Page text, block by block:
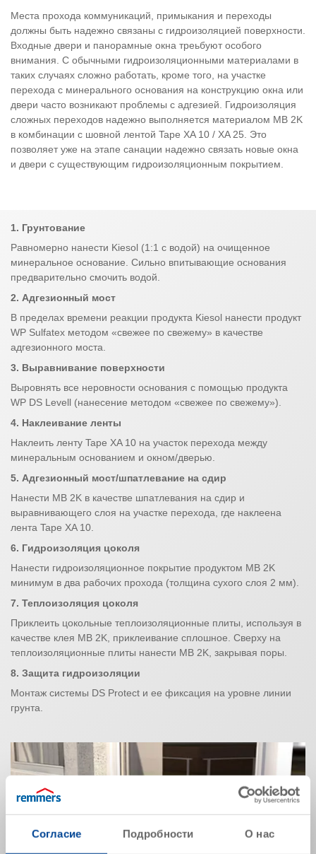
Согласие Подробности О нас
Места прохода коммуникаций, примыкания и переходы
должны быть надежно связаны с гидроизоляцией поверхности.
Входные двери и панорамные окна треьбуют особого
внимания. С обычными гидроизоляционными материалами в
таких случаях сложно работать, кроме того, на участке
перехода с минерального основания на конструкцию окна или
двери часто возникают проблемы с адгезией. Гидроизоляция
сложных переходов надежно выполняется материалом MB 2K
в комбинации с шовной лентой Tape XA 10 / XA 25. Это
позволяет уже на этапе санации надежно связать новые окна
и двери с существующим гидроизоляционным покрытием.
1. Грунтование
Равномерно нанести Kiesol (1:1 c водой) на очищенное
минеральное основание. Сильно впитывающие основания
предварительно смочить водой.
2. Адгезионный мост
В пределах времени реакции продукта Kiesol нанести продукт
WP Sulfatex методом «свежее по свежему» в качестве
адгезионного моста.
3. Выравнивание поверхности
Выровнять все неровности основания с помощью продукта
WP DS Levell (нанесение методом «свежее по свежему»).
4. Наклеивание ленты
Наклеить ленту Tape XA 10 на участок перехода между
минеральным основанием и окном/дверью.
5. Адгезионный мост/шпатлевание на сдир
Нанести MB 2K в качестве шпатлевания на сдир и
выравнивающего слоя на участке перехода, где наклеена
лента Tape XA 10.
6. Гидроизоляция цоколя
Нанести гидроизоляционное покрытие продуктом MB 2K
минимум в два рабочих прохода (толщина сухого слоя 2 мм).
7. Теплоизоляция цоколя
Приклеить цокольные теплоизоляционные плиты, используя в
качестве клея MB 2K, приклеивание сплошное. Сверху на
теплоизоляционные плиты нанести MB 2K, закрывая поры.
8. Защита гидроизоляции
Монтаж системы DS Protect и ее фиксация на уровне линии
грунта.